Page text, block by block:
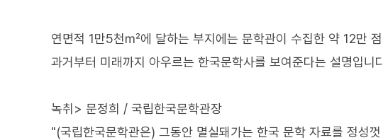
연면적 1만5천㎡에 달하는 부지에는 문학관이 수집한 약 12만
과거부터 미래까지 아우르는 한국문학사를 보여준다는 설명입니
녹취> 문정희 / 국립한국문학관장
"(국립한국문학관은) 그동안 멸실돼가는 한국 문학 자료를 정성